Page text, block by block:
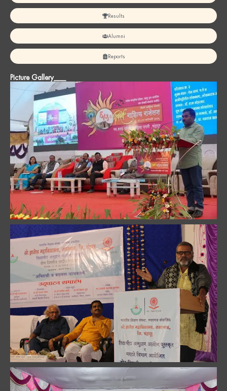
Results
Alumni
Reports
Picture Gallery___